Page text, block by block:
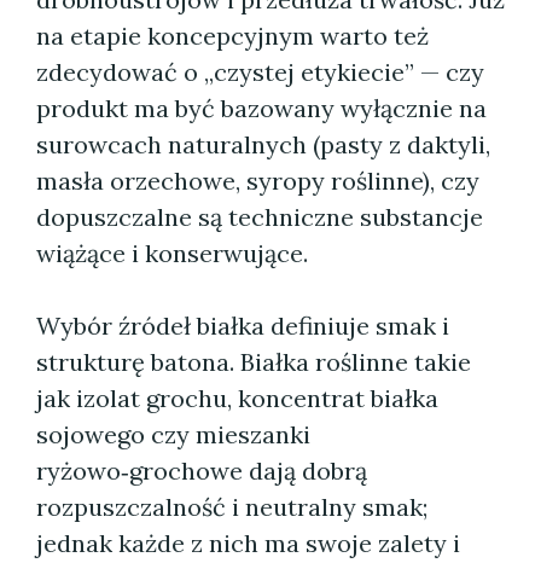
na etapie koncepcyjnym warto też
zdecydować o „czystej etykiecie” — czy
produkt ma być bazowany wyłącznie na
surowcach naturalnych (pasty z daktyli,
masła orzechowe, syropy roślinne), czy
dopuszczalne są techniczne substancje
wiążące i konserwujące.
Wybór źródeł białka definiuje smak i
strukturę batona. Białka roślinne takie
jak izolat grochu, koncentrat białka
sojowego czy mieszanki
ryżowo‑grochowe dają dobrą
rozpuszczalność i neutralny smak;
jednak każde z nich ma swoje zalety i